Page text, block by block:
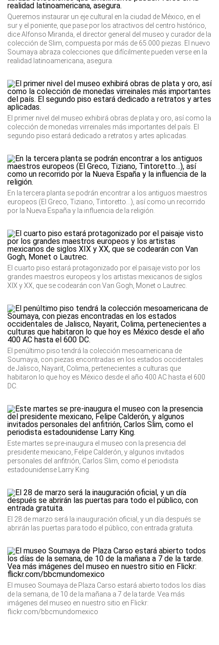
Queremos instaurar un eje cultural en la ciudad de México, en el
sur y el poniente, que pase por los atractivos del centro histórico,
dice Alfonso Miranda, el director general del museo y curador de la
colección de Slim, compuesta por más de 65.000 piezas. El nuevo
Soumaya abraza colecciones que difícilmente pueden verse en la
realidad latinoamericana, asegura.
El primer nivel del museo exhibirá obras de plata y oro, así como la
colección de monedas virreinales más importantes del país. El
segundo piso estará dedicado a retratos y artes aplicadas.
En la tercera planta se podrán encontrar a los antiguos maestros
europeos (El Greco, Tiziano, Tintoretto…), así como un recorrido
por la Nueva España y la influencia de la religión.
El cuarto piso estará protagonizado por el paisaje visto por los
grandes maestros europeos y los artistas mexicanos de siglos
XIX y XX, que se codearán con Van Gogh, Monet o Lautrec.
El penúltimo piso tendrá la colección mesoamericana de
Soumaya, con piezas encontradas en los estados occidentales
de Jalisco, Nayarit, Colima, pertenecientes a culturas que
habitaron lo que hoy es México desde el año 400 AC hasta el 600
DC.
Este martes se pre-inaugura el museo con la presencia del
presidente mexicano, Felipe Calderón, y algunos invitados
personales del anfitrión, Carlos Slim, como el periodista
estadounidense Larry King.
El 28 de marzo será la inauguración oficial, y un día después se
abrirán las puertas para todo el público, con entrada gratuita.
El museo Soumaya de Plaza Carso estará abierto todos los días
de la semana, de 10 de la mañana a 7 de la tarde. Vea más
imágenes del museo en nuestro sitio en Flickr:
flickr.com/bbcmundomexico